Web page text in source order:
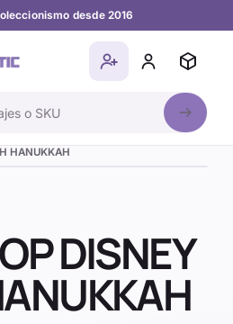
desde 2016
HANUKKAH
DISNEY